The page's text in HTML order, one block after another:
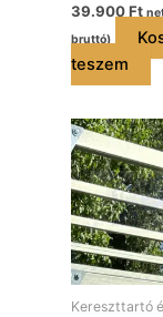
39.900Ft
bruttó)
teszem
Kereszttartó